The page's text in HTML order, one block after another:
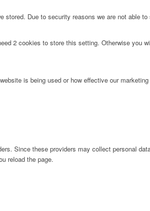
Due to security reasons we are not able
2 cookies to store this setting. Otherwise you
is being used or how effective our
Since these providers may collect personal
reload the page.